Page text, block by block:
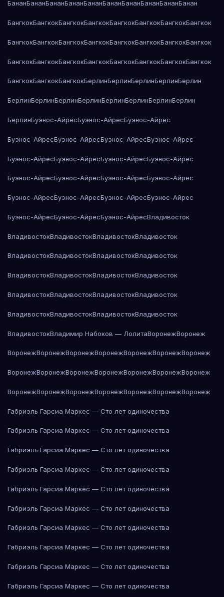
БананБананБананБананБананБананБананБананБананБанан
БангкокБангкокБангкокБангкокБангкокБангкокБангкокБангкок
БангкокБангкокБангкокБангкокБангкокБангкокБангкокБангкок
БангкокБангкокБангкокБангкокБангкокБангкокБангкокБангкок
БангкокБангкокБангкокБерлинБерлинБерлинБерлинБерлин
БерлинБерлинБерлинБерлинБерлинБерлинБерлинБерлин
БерлинБуэнос-АйресБуэнос-АйресБуэнос-Айрес
Буэнос-АйресБуэнос-АйресБуэнос-АйресБуэнос-Айрес
Буэнос-АйресБуэнос-АйресБуэнос-АйресБуэнос-Айрес
Буэнос-АйресБуэнос-АйресБуэнос-АйресБуэнос-Айрес
Буэнос-АйресБуэнос-АйресБуэнос-АйресБуэнос-Айрес
Буэнос-АйресБуэнос-АйресБуэнос-АйресВладивосток
ВладивостокВладивостокВладивостокВладивосток
ВладивостокВладивостокВладивостокВладивосток
ВладивостокВладивостокВладивостокВладивосток
ВладивостокВладивостокВладивостокВладивосток
ВладивостокВладивостокВладивостокВладивосток
ВладивостокВладимир Набоков — ЛолитаВоронежВоронеж
ВоронежВоронежВоронежВоронежВоронежВоронежВоронеж
ВоронежВоронежВоронежВоронежВоронежВоронежВоронеж
ВоронежВоронежВоронежВоронежВоронежВоронежВоронеж
Габриэль Гарсиа Маркес — Сто лет одиночества
Габриэль Гарсиа Маркес — Сто лет одиночества
Габриэль Гарсиа Маркес — Сто лет одиночества
Габриэль Гарсиа Маркес — Сто лет одиночества
Габриэль Гарсиа Маркес — Сто лет одиночества
Габриэль Гарсиа Маркес — Сто лет одиночества
Габриэль Гарсиа Маркес — Сто лет одиночества
Габриэль Гарсиа Маркес — Сто лет одиночества
Габриэль Гарсиа Маркес — Сто лет одиночества
Габриэль Гарсиа Маркес — Сто лет одиночества